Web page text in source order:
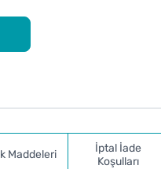
Maddeleri
İptal İade
Koşulları